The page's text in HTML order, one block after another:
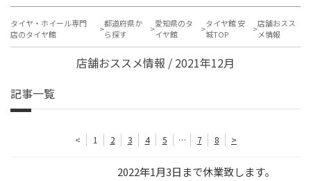
タイヤ・ホイール専門
店のタイヤ館
都道府県か
ら探す
愛知県のタ
イヤ館
タイヤ館 安
城TOP
店舗おスス
メ情報
店舗おススメ情報 / 2021年12月
記事一覧
< 1 2 3 4 5 … 7 8 >
2022年1月3日まで休業致します。